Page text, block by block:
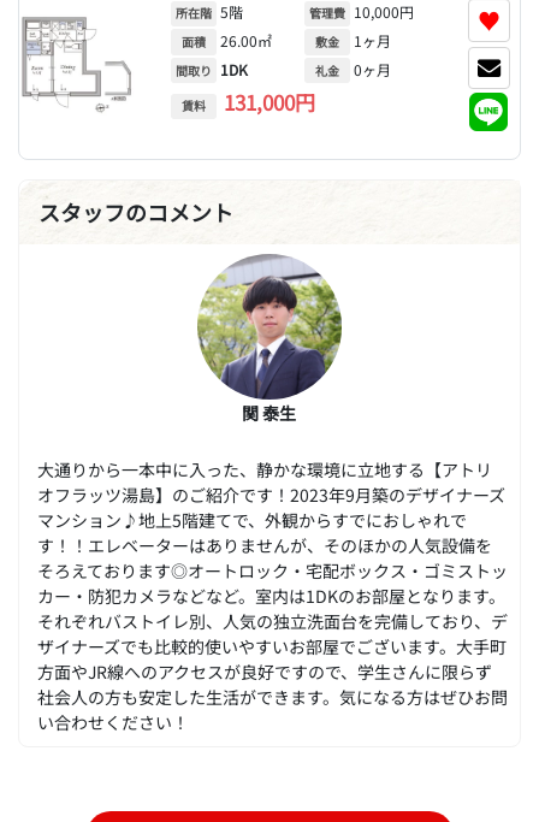
所在階 5階
面積 26.00㎡
間取り 1DK
賃料 131,000円
管理費 10,000円
敷金 1ヶ月
礼金 0ヶ月
♥
スタッフのコメント
関 泰生
大通りから一本中に入った、静かな環境に立地する【アトリ
オフラッツ湯島】のご紹介です！2023年9月築のデザイナーズ
マンション♪地上5階建てで、外観からすでにおしゃれで
す！！エレベーターはありませんが、そのほかの人気設備を
そろえております◎オートロック・宅配ボックス・ゴミストッ
カー・防犯カメラなどなど。室内は1DKのお部屋となります。
それぞれバストイレ別、人気の独立洗面台を完備しており、デ
ザイナーズでも比較的使いやすいお部屋でございます。大手町
方面やJR線へのアクセスが良好ですので、学生さんに限らず
社会人の方も安定した生活ができます。気になる方はぜひお問
い合わせください！